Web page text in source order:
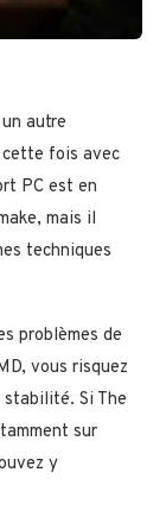
autre
cette fois avec
PC est en
mais il
techniques
problèmes de
vous risquez
stabilité. Si The
sur
y